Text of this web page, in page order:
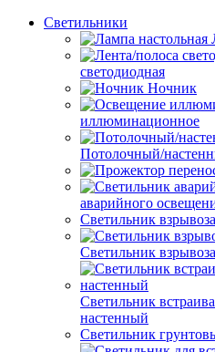
Светильники
светодиодная
Ночник
иллюминационное
Потолочный/
аварийного
Светильник
Светильник
Светильник
настенный
Светильник